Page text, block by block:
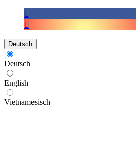
Deutsch
Deutsch
English
Vietnamesisch